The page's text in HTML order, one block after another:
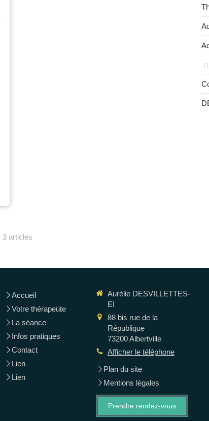
3 articles
Accueil
Votre thérapeute
La séance
Infos pratiques
Contact
Lien
Lien
Aurélie DESVILLETTES-
EI
88 bis rue de la
République
73200Albertville
Afficher le téléphone
Plan du site
Mentions légales
Prendre rendez-vous